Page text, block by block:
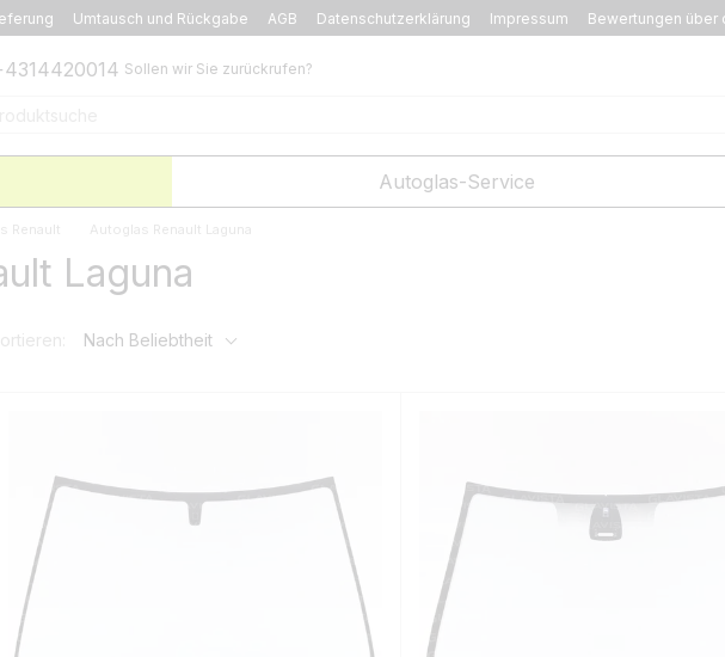
Umtausch und Rückgabe AGB Datenschutzerklärung Impressum Bewertungen über
Sollen wir Sie zurückrufen?
Autoglas-Service
Renault Autoglas Renault Laguna
Laguna
Nach Beliebtheit